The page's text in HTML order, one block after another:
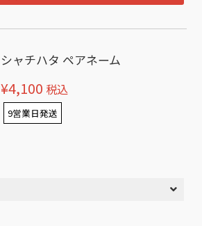
シャチハタ ペアネーム
¥4,100 税込
9営業日発送